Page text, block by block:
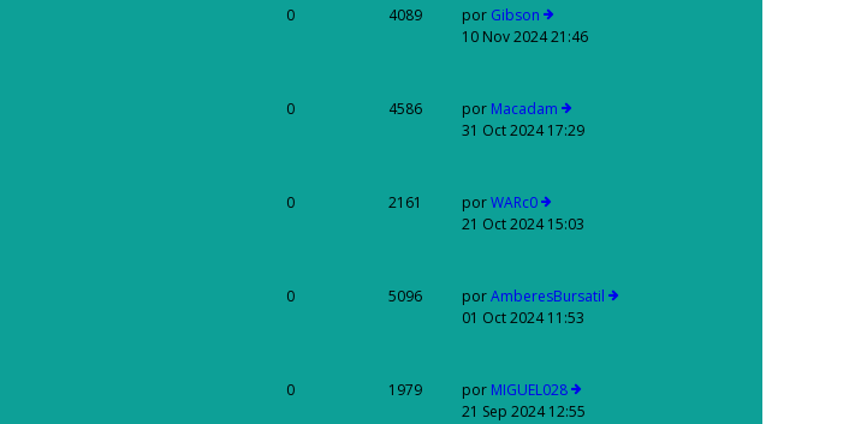
0 4089 por Gibson
10 Nov 2024 21:46
0 4586 por Macadam
31 Oct 2024 17:29
0 2161 porWARc0
21 Oct 2024 15:03
0 5096 porAmberesBursatil
01 Oct 2024 11:53
0 1979 por MIGUEL028
21 Sep 2024 12:55